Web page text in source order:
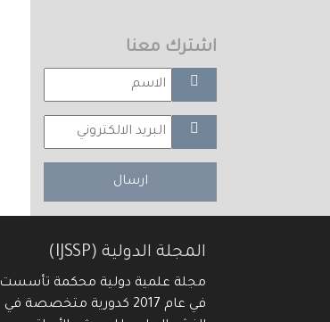
اشترك معنا
ارسال
المجلة الدولية (IJSSP)
مجلة علمية دولية محكمة تأسست
في عام 2017 كدورية متخصصة في